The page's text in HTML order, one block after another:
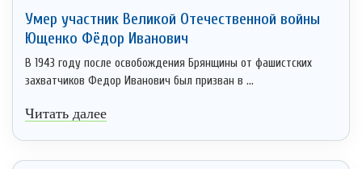
Умер участник Великой Отечественной войны
Ющенко Фёдор Иванович
В 1943 году после освобождения Брянщины от фашистских
захватчиков Федор Иванович был призван в ...
Читать далее